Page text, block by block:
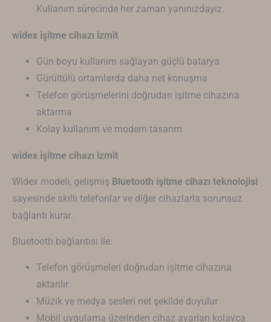
Kullanım sürecinde her zaman yanınızdayız.
widex işitme cihazı izmit
Gün boyu kullanım sağlayan güçlü batarya
Gürültülü ortamlarda daha net konuşma
Telefon görüşmelerini doğrudan işitme cihazına
aktarma
Kolay kullanım ve modern tasarım
widex işitme cihazı izmit
Widex modeli, gelişmiş Bluetooth işitme cihazı teknolojisi
sayesinde akıllı telefonlar ve diğer cihazlarla sorunsuz
bağlantı kurar.
Bluetooth bağlantısı ile:
Telefon görüşmeleri doğrudan işitme cihazına
aktarılır
Müzik ve medya sesleri net şekilde duyulur
Mobil uygulama üzerinden cihaz ayarları kolayca